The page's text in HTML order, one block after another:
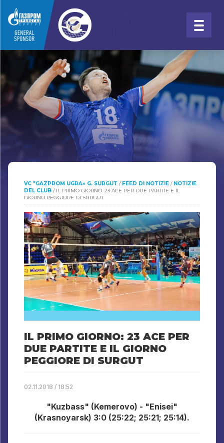
VC "GAZPROM UGRA» G. SURGUT / FEED DI NOTIZIE / NOTIZIE
DEL CLUB / IL PRIMO GIORNO: 23 ACE PER DUE PARTITE E IL
GIORNO PEGGIORE DI SURGUT
IL PRIMO GIORNO: 23 ACE PER
DUE PARTITE E IL GIORNO
PEGGIORE DI SURGUT
02.11.2018 / 18:52
"Kuzbass" (Kemerovo) - "Enisei"
(Krasnoyarsk) 3:0 (25:22; 25:21; 25:14).